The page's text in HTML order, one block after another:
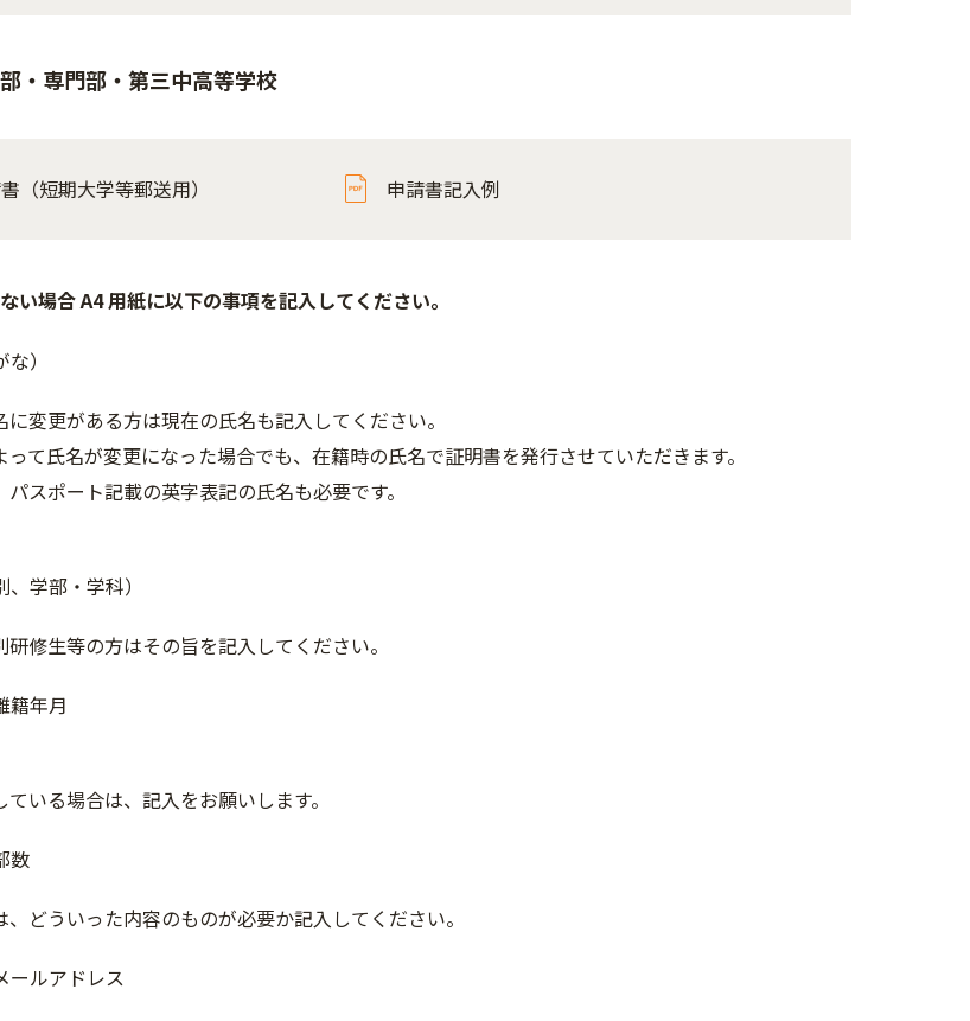
・専門部・第三中高等学校
（短期大学等郵送用） 申請書記入例
い場合 A4 用紙に以下の事項を記入してください。
）
変更がある方は現在の氏名も記入してください。
て氏名が変更になった場合でも、在籍時の氏名で証明書を発行させていただきます。
スポート記載の英字表記の氏名も必要です。
学部・学科）
修生等の方はその旨を記入してください。
籍年月
いる場合は、記入をお願いします。
数
どういった内容のものが必要か記入してください。
ールアドレス